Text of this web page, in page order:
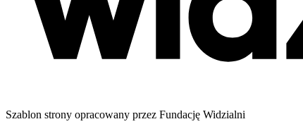
Szablon strony opracowany przez Fundację Widzialni